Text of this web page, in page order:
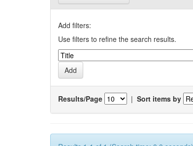
Add filters:
Use filters to refine the search results.
Results/Page | Sort items by